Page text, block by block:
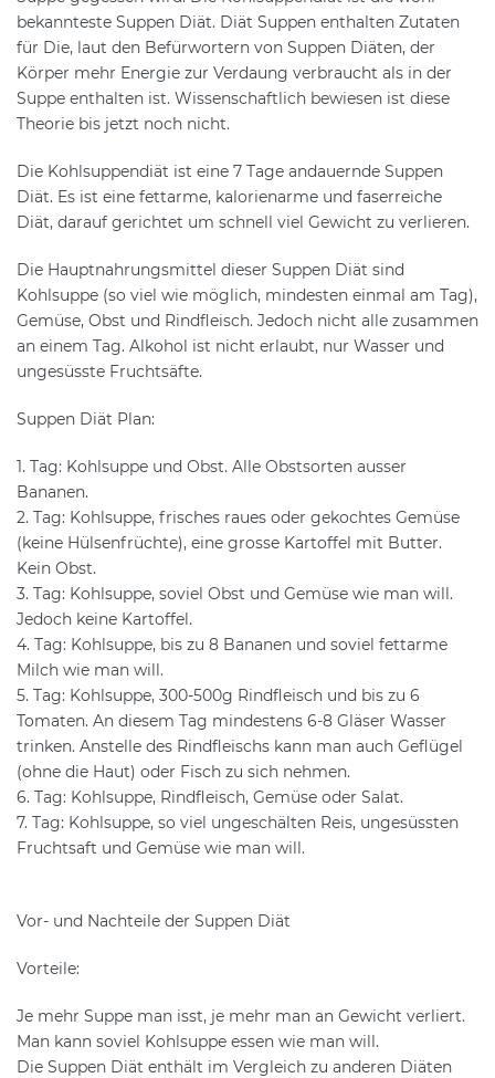
bekannteste Suppen Diät. Diät Suppen enthalten Zutaten
für Die, laut den Befürwortern von Suppen Diäten, der
Körper mehr Energie zur Verdaung verbraucht als in der
Suppe enthalten ist. Wissenschaftlich bewiesen ist diese
Theorie bis jetzt noch nicht.
Die Kohlsuppendiät ist eine 7 Tage andauernde Suppen
Diät. Es ist eine fettarme, kalorienarme und faserreiche
Diät, darauf gerichtet um schnell viel Gewicht zu verlieren.
Die Hauptnahrungsmittel dieser Suppen Diät sind
Kohlsuppe (so viel wie möglich, mindesten einmal am Tag),
Gemüse, Obst und Rindfleisch. Jedoch nicht alle zusammen
an einem Tag. Alkohol ist nicht erlaubt, nur Wasser und
ungesüsste Fruchtsäfte.
Suppen Diät Plan:
1. Tag: Kohlsuppe und Obst. Alle Obstsorten ausser
Bananen.
2. Tag: Kohlsuppe, frisches raues oder gekochtes Gemüse
(keine Hülsenfrüchte), eine grosse Kartoffel mit Butter.
Kein Obst.
3. Tag: Kohlsuppe, soviel Obst und Gemüse wie man will.
Jedoch keine Kartoffel.
4. Tag: Kohlsuppe, bis zu 8 Bananen und soviel fettarme
Milch wie man will.
5. Tag: Kohlsuppe, 300-500g Rindfleisch und bis zu 6
Tomaten. An diesem Tag mindestens 6-8 Gläser Wasser
trinken. Anstelle des Rindfleischs kann man auch Geflügel
(ohne die Haut) oder Fisch zu sich nehmen.
6. Tag: Kohlsuppe, Rindfleisch, Gemüse oder Salat.
7. Tag: Kohlsuppe, so viel ungeschälten Reis, ungesüssten
Fruchtsaft und Gemüse wie man will.
Vor- und Nachteile der Suppen Diät
Vorteile:
Je mehr Suppe man isst, je mehr man an Gewicht verliert.
Man kann soviel Kohlsuppe essen wie man will.
Die Suppen Diät enthält im Vergleich zu anderen Diäten